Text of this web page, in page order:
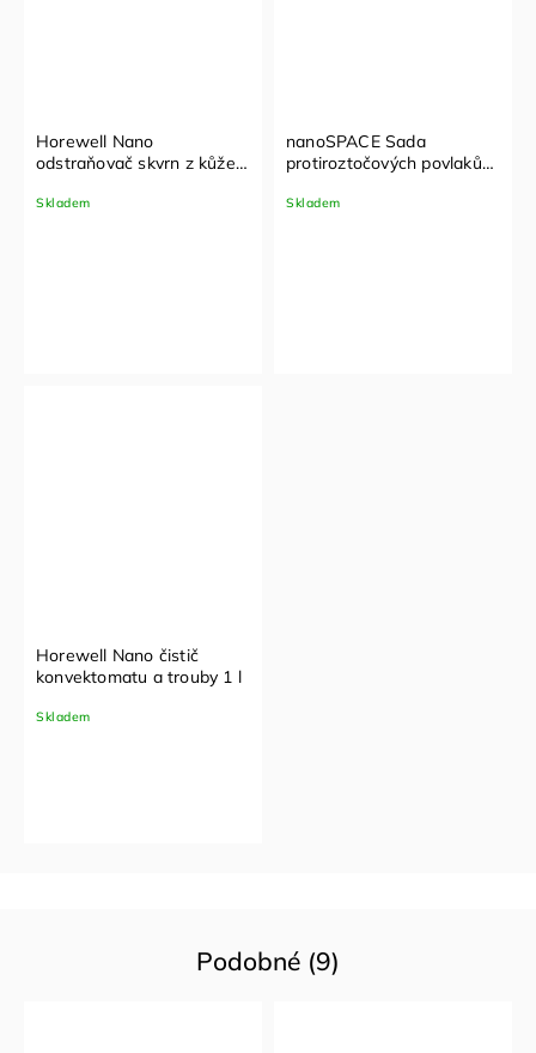
Horewell Nano
odstraňovač skvrn z kůže
Skladem
nanoSPACE Sada
protiroztočových povlaků
(70x90cm,140x200cm,90x200)
Skladem
Horewell Nano čistič
konvektomatu a trouby 1 l
Skladem
Podobné (9)